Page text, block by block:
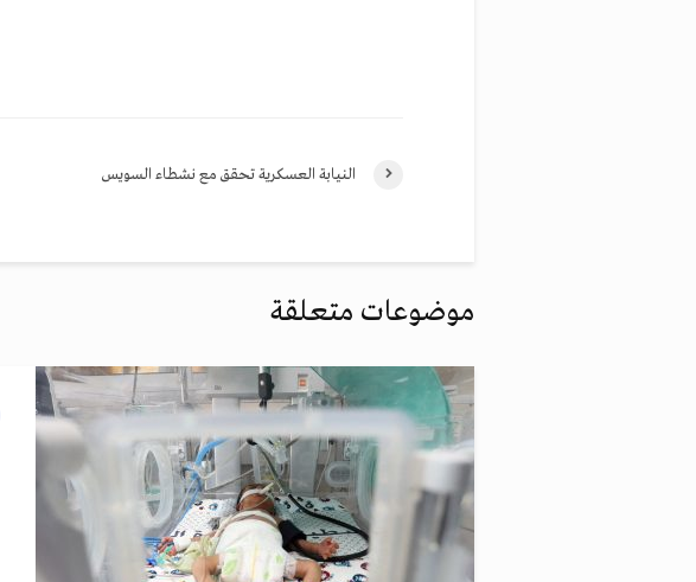
النيابة العسكرية تحقق مع نشطاء السويس
موضوعات متعلقة